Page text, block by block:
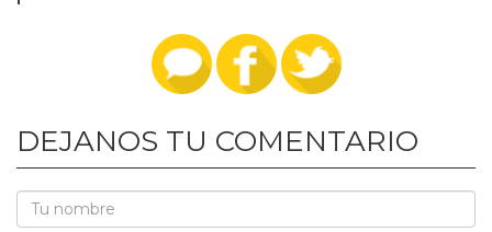
DEJANOS TU COMENTARIO